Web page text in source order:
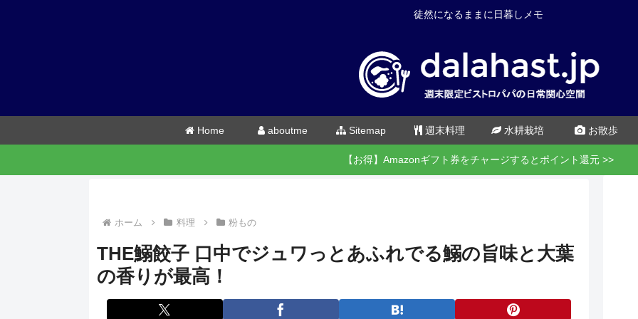
徒然になるままに日暮しメモ
Home aboutme Sitemap 週末料理 水耕栽培 お散歩
【お得】Amazonギフト券をチャージするとポイント還元 >>
ホーム 料理 粉もの
THE鰯餃子 口中でジュワっとあふれでる鰯の旨味と大葉
の香りが最高！